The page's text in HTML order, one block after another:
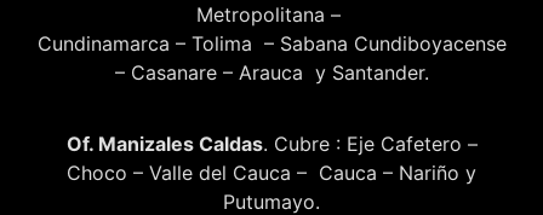
Metropolitana –
Cundinamarca – Tolima – Sabana Cundiboyacense
– Casanare – Arauca y Santander.
Of. Manizales Caldas. Cubre : Eje Cafetero –
Choco – Valle del Cauca – Cauca – Nariño y
Putumayo.